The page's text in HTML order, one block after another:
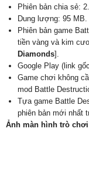
Phiên bản chia sẻ:
Dung lượng: 95 MB.
Phiên bản game
tiền vàng và kim
Diamonds].
Google Play (link
Game chơi không
mod Battle
Tựa game Battle
phiên bản mới nhất
Ảnh màn hình trò